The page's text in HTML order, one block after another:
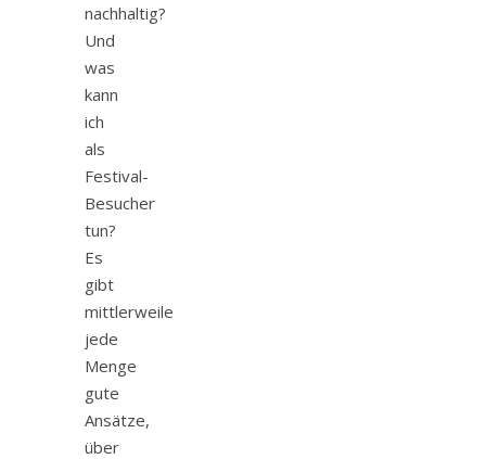
nachhaltig?
Und
was
kann
ich
als
Festival-
Besucher
tun?
Es
gibt
mittlerweile
jede
Menge
gute
Ansätze,
über